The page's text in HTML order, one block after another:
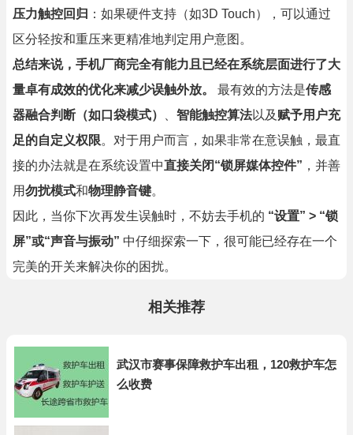
压力触控回归 ：如果硬件支持（如3D Touch），可以通过
区分轻按和重压来更精准地判定用户意图。
总结来说，手机厂商完全有能力且已经在系统层面进行了大
量卓有成效的优化来减少误触外放。
最有效的方法是传感
器融合判断（如口袋模式）
智能触控算法以及 赋予用户充
足的自定义权限。对于用户而言，如果非常在意误触，最直
接的办法就是在系统设置中直接关闭“锁屏媒体控件” ，并善
用勿扰模式和物理静音键。
因此，当你下次再发生误触时，不妨去手机的 “设置” > “锁
屏”或“声音与振动” 中仔细探索一下，很可能已经存在一个
完美的开关来解决你的困扰。
相关推荐
武汉市赛事保障救护车出租，120救护车怎
么收费